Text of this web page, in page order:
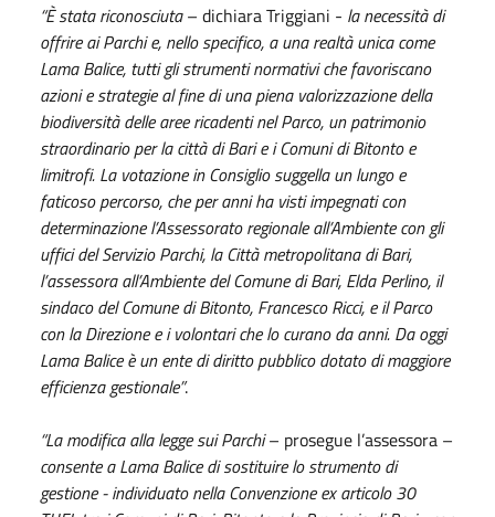
“È stata riconosciuta– dichiara Triggiani - la necessità di
offrire ai Parchi e, nello specifico, a una realtà unica come
Lama Balice, tutti gli strumenti normativi che favoriscano
azioni e strategie al fine di una piena valorizzazione della
biodiversità delle aree ricadenti nel Parco, un patrimonio
straordinario per la città di Bari e i Comuni di Bitonto e
limitrofi. La votazione in Consiglio suggella un lungo e
faticoso percorso, che per anni ha visti impegnati con
determinazione l’Assessorato regionale all’Ambiente con gli
uffici del Servizio Parchi, la Città metropolitana di Bari,
l’assessora all’Ambiente del Comune di Bari, Elda Perlino, il
sindaco del Comune di Bitonto, Francesco Ricci, e il Parco
con la Direzione e i volontari che lo curano da anni. Da oggi
Lama Balice è un ente di diritto pubblico dotato di maggiore
efficienza gestionale”.
“La modifica alla legge sui Parchi– prosegue l’assessora –
consente a Lama Balice di sostituire lo strumento di
gestione - individuato nella Convenzione ex articolo 30